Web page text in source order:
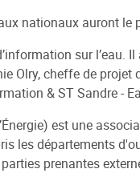
nationaux auront
sur
Olry, cheffe de
& ST Sandre -
est une
les départements
prenantes